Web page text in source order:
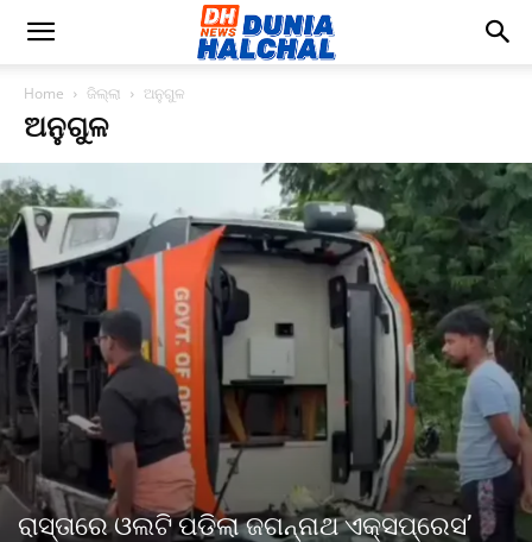
Home ଜିଲ୍ଲା ଅନୁଗୁଳ
ଅନୁଗୁଳ
ରାସ୍ତାରେ ଓଲଟି ପଡିଲା ଜଗନ୍ନାଥ ଏକ୍ସପ୍ରେସ’